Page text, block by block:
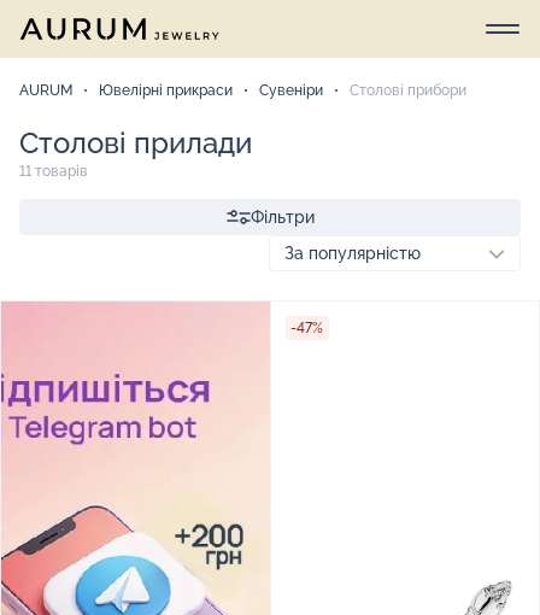
AURUM Ювелірні прикраси Сувеніри Столові прибори
Столові прилади
11 товарів
Фільтри
-47%